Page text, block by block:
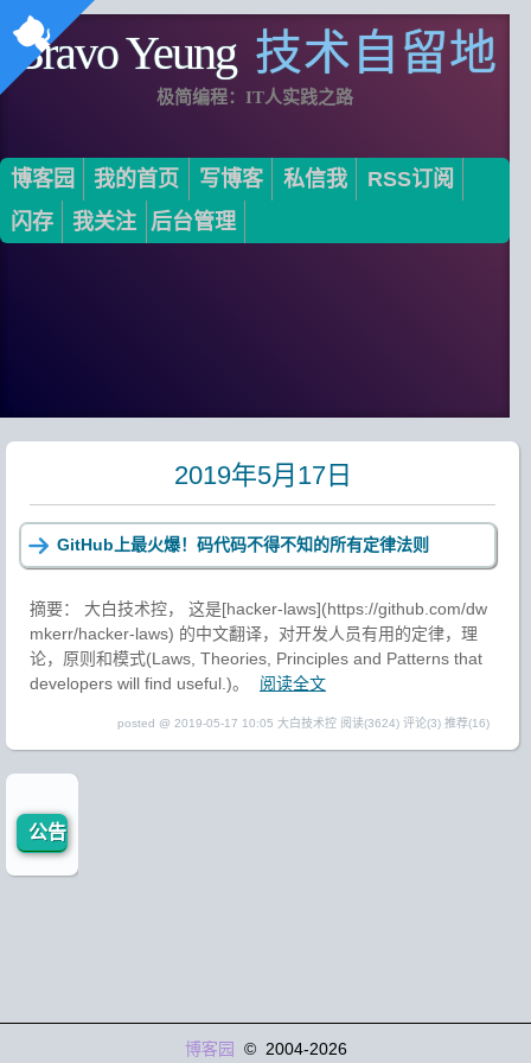
Bravo Yeung 技术自留地
极简编程：IT人实践之路
博客园 我的首页 写博客 私信我
RSS订阅
闪存
我关注 后台管理
2019年5月17日
GitHub上最火爆！码代码不得不知的所有定律法则
摘要： 大白技术控， 这是[hacker-laws](https://github.com/dw
mkerr/hacker-laws) 的中文翻译，对开发人员有用的定律，理
论，原则和模式(Laws, Theories, Principles and Patterns that
developers will find useful.)。
阅读全文
posted @ 2019-05-17 10:05 大白技术控 阅读(3624) 评论(3) 推荐(16)
公告
博客园 © 2004-2026